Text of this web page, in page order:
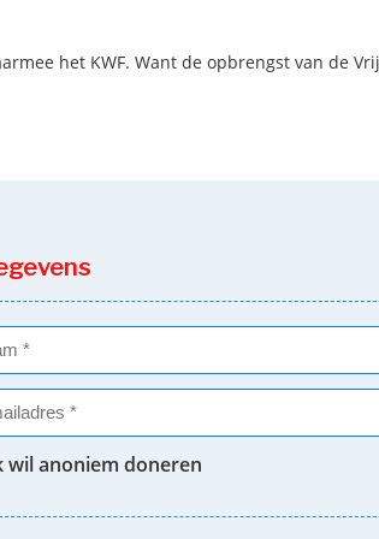
het KWF. Want de opbrengst van de
wil anoniem doneren